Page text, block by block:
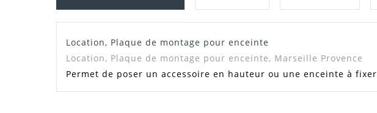
Location, Plaque de montage pour enceinte
Location, Plaque de montage pour enceinte, Marseille Provence
Permet de poser un accessoire en hauteur ou une enceinte à fixer